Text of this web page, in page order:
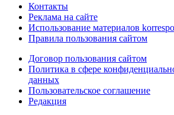
Контакты
Реклама на сайте
Использование материалов
Правила пользования сайтом
Договор пользования сайтом
Политика в сфере
данных
Пользовательское соглашение
Редакция